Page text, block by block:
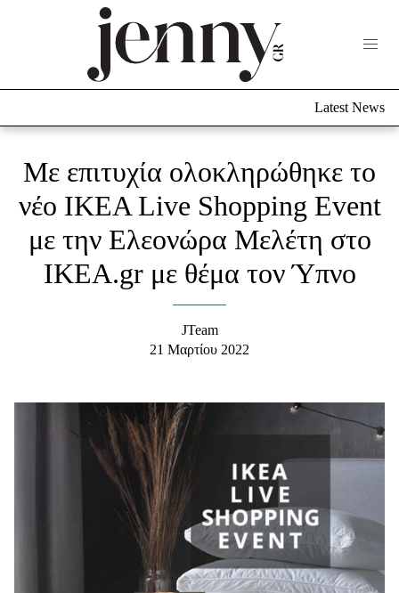
Culture
Fashion
Shopping
Styling Tips
Fashion News
Beauty News
Well being
Latest News
Με επιτυχία ολοκληρώθηκε το
νέο IKEA Live Shopping Event
με την Ελεονώρα Μελέτη στο
IKEA.gr με θέμα τον Ύπνο
JTeam
21 Μαρτίου 2022